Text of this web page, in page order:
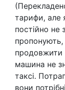
тарифи, але
постійно не
пропонують,
машина не
таксі.
вони